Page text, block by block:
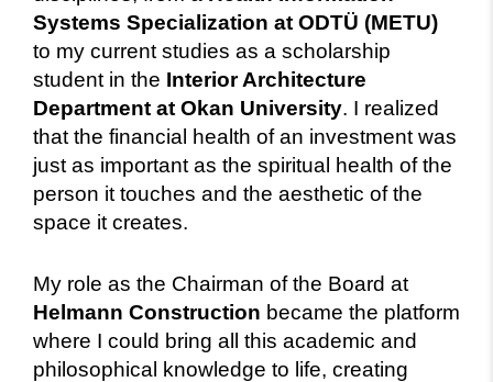
Systems Specialization at ODTÜ (METU)
to my current studies as a scholarship
student in the Interior Architecture
Department at Okan University. I realized
that the financial health of an investment was
just as important as the spiritual health of the
person it touches and the aesthetic of the
space it creates.
My role as the Chairman of the Board at
Helmann Construction became the platform
where I could bring all this academic and
philosophical knowledge to life, creating